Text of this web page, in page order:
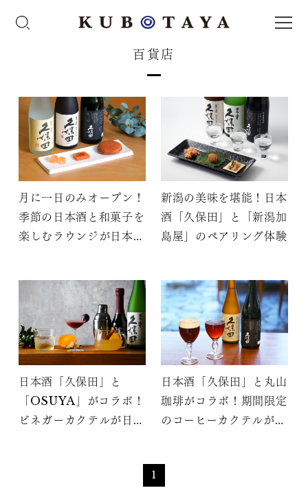
百貨店
月に一日のみオープン！
季節の日本酒と和菓子を
楽しむラウンジが日本橋
新潟の美味を堪能！日本
酒「久保田」と「新潟加
島屋」のペアリング体験
日本酒「久保田」と
「OSUYA」がコラボ！
ビネガーカクテルが日本
日本酒「久保田」と丸山
珈琲がコラボ！期間限定
のコーヒーカクテルが伊
1